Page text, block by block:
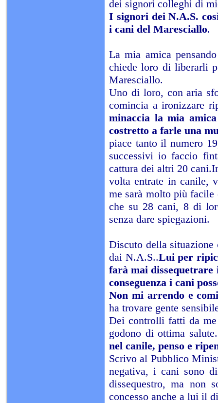
dei signori colleghi di
I signori dei N.A.S.
i cani del Maresciallo.
La mia amica
chiede loro di liberarli
Maresciallo.
Uno di loro, con aria
comincia a ironizzare
minaccia la mia
costretto a farle una
piace tanto il numero
successivi io faccio
cattura dei altri 20
volta entrate in canile,
me sarà molto più
che su 28 cani, 8 di
senza dare spiegazioni.
Discuto della
dai N.A.S..Lui per
farà mai dissequetrare
conseguenza i cani
Non mi arrendo e
ha trovare gente
Dei controlli fatti da
godono di ottima
nel canile, penso e
Scrivo al Pubblico
negativa, i cani sono
dissequestro, ma non
concesso anche a lui il